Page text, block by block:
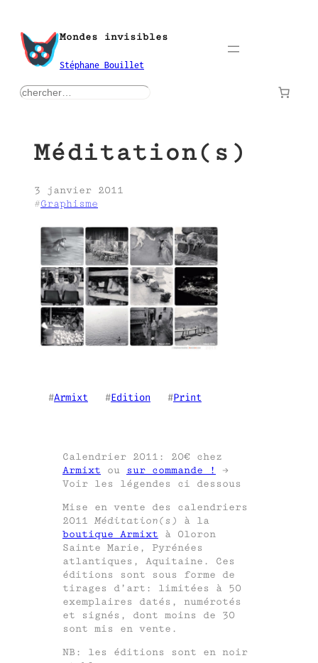
contenu
Mondes invisibles
Stéphane Bouillet
rechercher
Méditation(s)
3 janvier 2011
#Graphisme
#Armixt
   #
Edition
   #
Print
Calendrier 2011: 20€ chez
Armixt ou sur commande !
->
Voir les légendes ci dessous
Mise en vente des calendriers
2011 Méditation(s)
à la
boutique Armixt à Oloron
Sainte Marie, Pyrénées
atlantiques, Aquitaine. Ces
éditions sont sous forme de
tirages d’art: limitées à 50
exemplaires datés, numérotés
et signés, dont moins de 30
sont mis en vente.
NB: les éditions sont en noir